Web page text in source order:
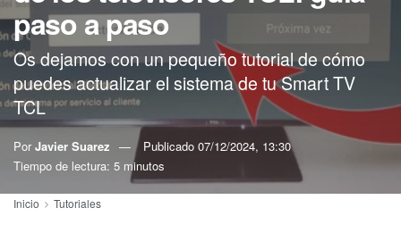
paso a paso
Os dejamos con un pequeño tutorial de cómo
puedes actualizar el sistema de tu Smart TV
TCL
Por Javier Suarez Publicado 07/12/2024, 13:30
Tiempo de lectura: 5 minutos
Inicio Tutoriales